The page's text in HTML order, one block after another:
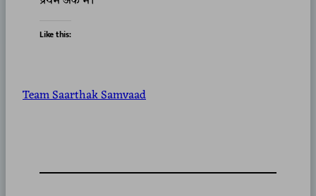
Like this:
Team Saarthak Samvaad